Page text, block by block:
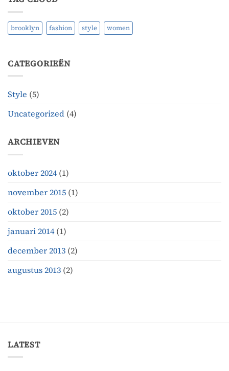
brooklyn fashion style women
CATEGORIEËN
Style (5)
Uncategorized (4)
ARCHIEVEN
oktober 2024(1)
november 2015 (1)
oktober 2015 (2)
januari 2014(1)
december 2013 (2)
augustus 2013 (2)
LATEST